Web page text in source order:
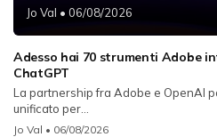
Jo Val • 06/08/2026
Adesso hai 70 strumenti Adobe
ChatGPT
La partnership fra Adobe e OpenAI
unificato per...
Jo Val • 06/08/2026